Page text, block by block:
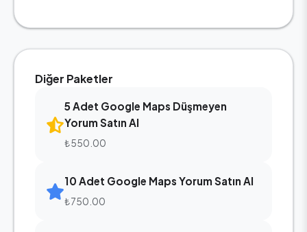
Diğer Paketler
5 Adet Google Maps Düşmeyen
Yorum Satın Al
₺550.00
10 Adet Google Maps Yorum Satın Al
₺750.00